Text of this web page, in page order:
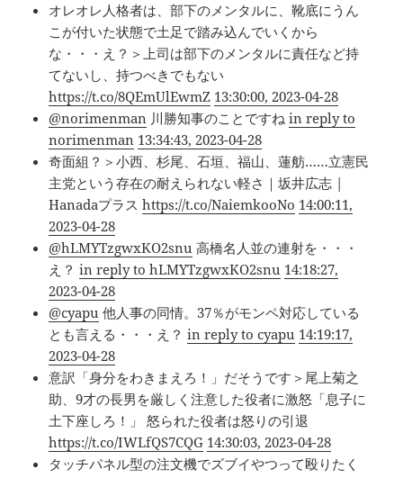
オレオレ人格者は、部下のメンタルに、靴底にうん
こが付いた状態で土足で踏み込んでいくから
な・・・え？＞上司は部下のメンタルに責任など持
てないし、持つべきでもない
https://t.co/8QEmUlEwmZ 13:30:00, 2023-04-28
@norimenman 川勝知事のことですねin reply to
norimenman 13:34:43, 2023-04-28
奇面組？＞小西、杉尾、石垣、福山、蓮舫……立憲民
主党という存在の耐えられない軽さ｜坂井広志 |
Hanadaプラスhttps://t.co/NaiemkooNo 14:00:11,
2023-04-28
@hLMYTzgwxKO2snu 高橋名人並の連射を・・・
え？in reply to hLMYTzgwxKO2snu 14:18:27,
2023-04-28
@cyapu 他人事の同情。37％がモンペ対応している
とも言える・・・え？in reply to cyapu 14:19:17,
2023-04-28
意訳「身分をわきまえろ！」だそうです＞尾上菊之
助、9才の長男を厳しく注意した役者に激怒「息子に
土下座しろ！」 怒られた役者は怒りの引退
https://t.co/IWLfQS7CQG 14:30:03, 2023-04-28
タッチパネル型の注文機でズブイやつって殴りたく